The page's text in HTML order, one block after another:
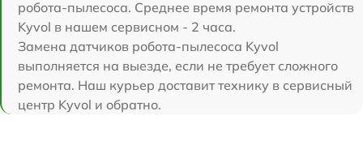
робота-пылесоса. Среднее время ремонта устройств
Kyvol в нашем сервисном - 2 часа.
Замена датчиков робота-пылесоса Kyvol
выполняется на выезде, если не требует сложного
ремонта. Наш курьер доставит технику в сервисный
центр Kyvol и обратно.